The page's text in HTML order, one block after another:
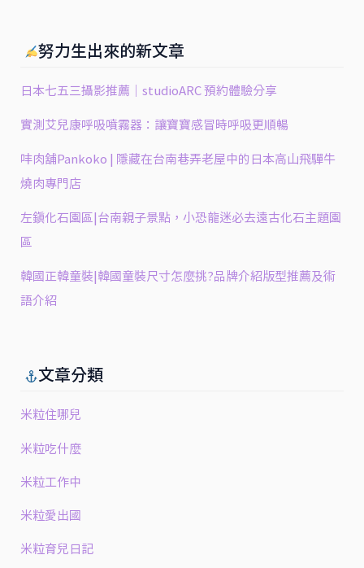
努力生出來的新文章
日本七五三攝影推薦｜studioARC 預約體驗分享
實測艾兒康呼吸噴霧器：讓寶寶感冒時呼吸更順暢
㕩肉舖Pankoko | 隱藏在台南巷弄老屋中的日本高山飛驒牛
燒肉專門店
左鎮化石園區|台南親子景點，小恐龍迷必去遠古化石主題園
區
韓國正韓童裝|韓國童裝尺寸怎麼挑?品牌介紹版型推薦及術
語介紹
文章分類
米粒住哪兒
米粒吃什麼
米粒工作中
米粒愛出國
米粒育兒日記